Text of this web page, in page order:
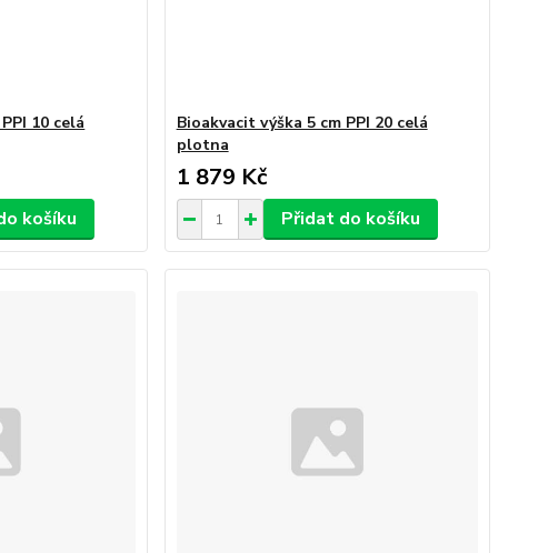
10 celá
košíku
Bioakvacit výška 5 cm PPI 20 celá
plotna
1 879 Kč
Přidat do košíku